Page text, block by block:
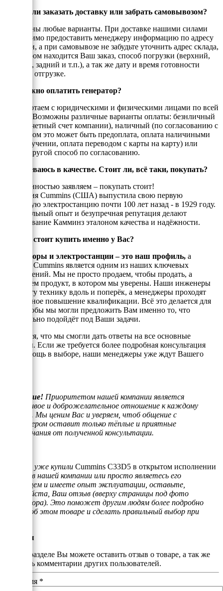
Можно ли заказать доставку или забрать самовывозом?
Возможны любые варианты. При доставке нашими силами
необходимо предоставить менеджеру информацию по адресу
доставки, а при самовывозе не забудьте уточнить адрес склада,
на котором находится Ваш заказ, способ погрузки (верхний,
боковой, задний и т.п.), а так же дату и время готовности
товара к отгрузке.
Как можно оплатить генератор?
Мы работаем с юридическими и физическими лицами по всей
России. Возможны различные варианты оплаты: безнличный
(на рассчетный счет компании), наличный (по согласованию с
енеджером это может быть предоплата, оплата наличиными
при получении, оплата переводом с карты на карту) или
любой другой способ по согласованию.
Я сомневаюсь в качестве. Стоит ли, всё таки, покупать?
С уверенностью заявляем – покупать стоит!
Компания Cummins (США) выпустила свою первую
дизельную электростанцию почти 100 лет назад - в 1929 году.
Колоссальный опыт и безупречная репутация делают
оборудование Камминз эталоном качества и надёжности.
Почему стоит купить именно у Вас?
Генераторы и электростанции – это наш профиль, а
техника Cummins является одним из наших ключевых
направлений. Мы не просто продаем, чтобы продать, а
реализуем продукт, в котором мы уверены. Наши инженеры
знают эту технику вдоль и поперёк, а менеджеры проходят
постоянное повышение квалификации. Всё это делается для
того, чтобы мы могли предложить Вам именно то, что
оптимально подойдёт под Ваши задачи.
Надеемся, что мы смогли дать ответы на все основные
вопросы. Если же требуется более подробная консультация
или помощь в выборе, наши менеджеры уже ждут Вашего
Внимание! Приоритетом нашей компании является
отзывчивое и доброжелательное отношение к каждому
клиенту. Мы ценим Вас и уверяем, чтоб общение с
менеджером оставит только тёплые и приятные
воспоминания от полученной консультации.
Если Вы уже купили Cummins C33D5 в открытом исполнении
в нашей компании или просто являетесь его
владельцем и имеете опыт эксплуатации, оставьте,
пожалуйста, Ваш отзыв (вверху страницы под фото
генератора). Это поможет другим людям более подробно
узнать об этом товаре и сделать правильный выбор при
Отзывы
В этом разделе Вы можете оставить отзыв о товаре, а так же
почитать комментарии других пользователей.
Ваше имя *